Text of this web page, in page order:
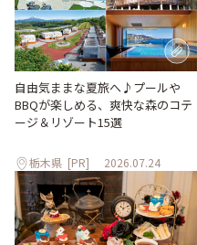
自由気ままな夏旅へ♪プールや
BBQが楽しめる、爽快な森のコテ
ージ＆リゾート15選
栃木県 [PR] 2026.07.24